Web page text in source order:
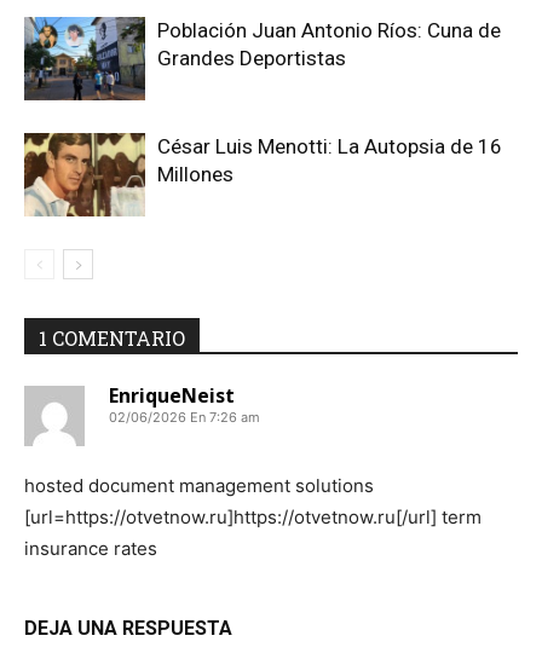
Población Juan Antonio Ríos: Cuna de
Grandes Deportistas
César Luis Menotti: La Autopsia de 16
Millones
1 COMENTARIO
EnriqueNeist
02/06/2026 En 7:26 am
hosted document management solutions
[url=https://otvetnow.ru]https://otvetnow.ru[/url] term
insurance rates
DEJA UNA RESPUESTA